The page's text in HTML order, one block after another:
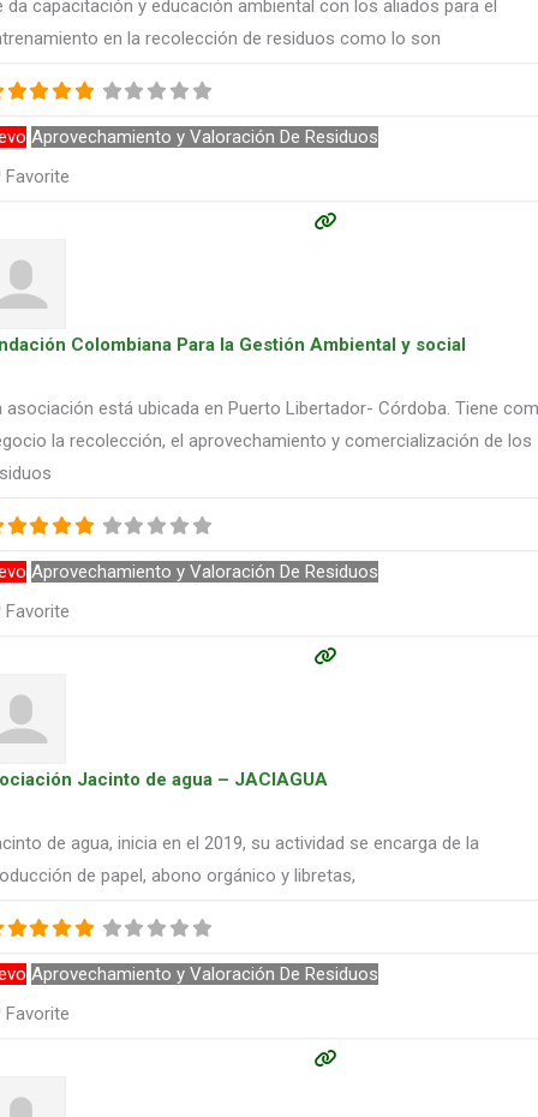
da capacitación y educación ambiental con los aliados para el
en la recolección de residuos como lo son
Aprovechamiento y Valoración De Residuos
Favorite
Colombiana Para la Gestión Ambiental y social
asociación está ubicada en Puerto Libertador- Córdoba. Tiene
la recolección, el aprovechamiento y comercialización de los
Aprovechamiento y Valoración De Residuos
Favorite
Jacinto de agua – JACIAGUA
de agua, inicia en el 2019, su actividad se encarga de la
de papel, abono orgánico y libretas,
Aprovechamiento y Valoración De Residuos
Favorite